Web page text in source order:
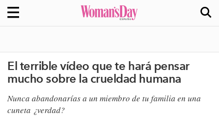
El terrible vídeo que te hará pensar
mucho sobre la crueldad humana
Nunca abandonarías a un miembro de tu familia en una
cuneta ¿verdad?